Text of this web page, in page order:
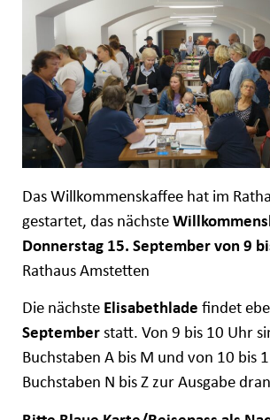
Das Willkommenskaffee hat im
gestartet, das nächste
Donnerstag 15. September von 9
Rathaus Amstetten
Die nächste Elisabethlade findet
September statt. Von 9 bis 10 Uhr
Buchstaben A bis M und von 10 bis
Buchstaben N bis Z zur Ausgabe